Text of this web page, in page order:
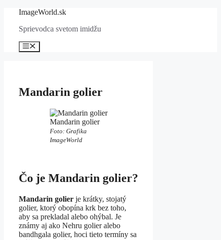
Preskočiť
obsah
ImageWorld.sk
Sprievodca svetom imidžu
Menu
Mandarin golier
Mandarin golier
Foto: Grafika
ImageWorld
Čo je Mandarin golier?
Mandarin golier je krátky, stojatý
golier, ktorý obopína krk bez toho,
aby sa prekladal alebo ohýbal. Je
známy aj ako Nehru golier alebo
bandhgala golier, hoci tieto termíny sa